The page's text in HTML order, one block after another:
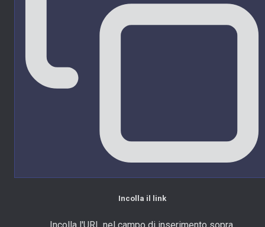
Incolla il link